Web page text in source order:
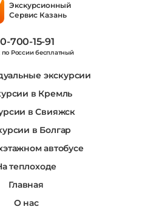
Экскурсионный
Сервис Казань
700-15-91
по России бесплатный
экскурсии
в Кремль
в Свияжск
в Болгар
автобусе
теплоходе
Главная
О нас